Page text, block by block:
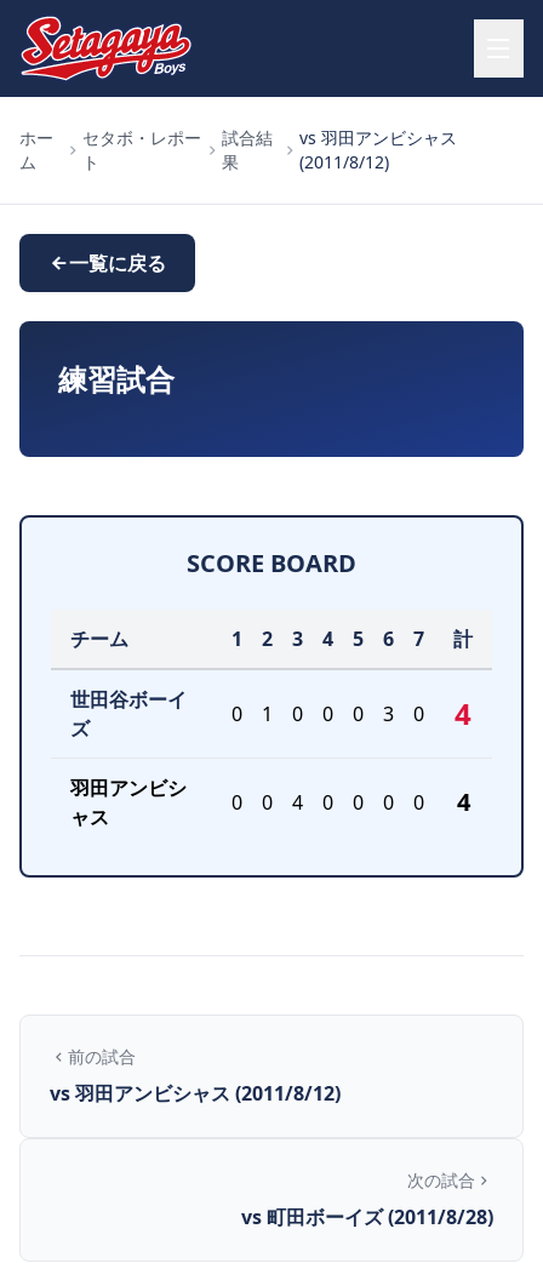
ホー
ム
セタボ・レポー
ト
試合結
果
vs 羽田アンビシャス
(2011/8/12)
一覧に戻る
練習試合
SCORE BOARD
チーム 1 2 3 4 5 6 7 計
世田谷ボーイ
ズ
0 1 0 0 0 3 0 4
羽田アンビシ
ャス
0 0 4 0 0 0 0 4
前の試合
vs 羽田アンビシャス (2011/8/12)
次の試合
vs 町田ボーイズ (2011/8/28)